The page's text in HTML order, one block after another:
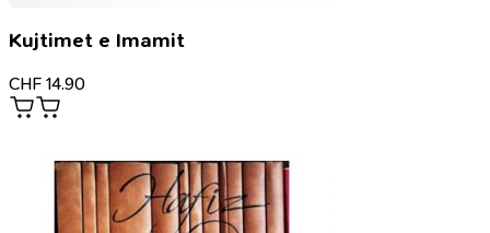
Kujtimet e Imamit
CHF 14.90